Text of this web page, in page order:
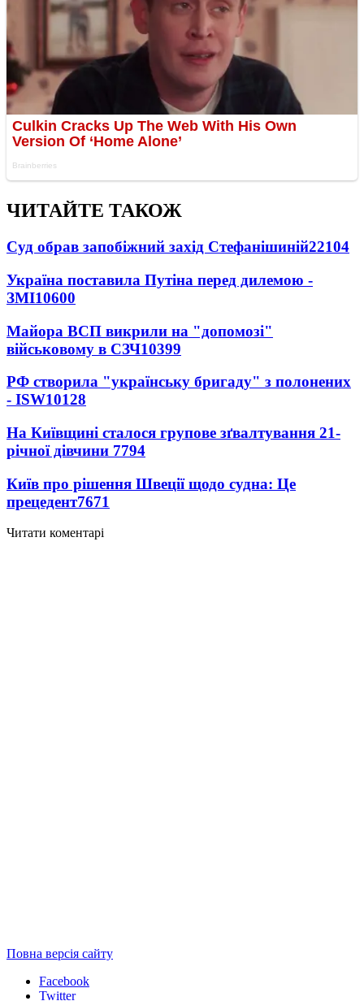
ЧИТАЙТЕ ТАКОЖ
Суд обрав запобіжний захід Стефанішиній22104
Україна поставила Путіна перед дилемою -
ЗМІ10600
Майора ВСП викрили на "допомозі"
військовому в СЗЧ10399
РФ створила "українську бригаду" з полонених
- ISW10128
На Київщині сталося групове зґвалтування 21-
річної дівчини 7794
Київ про рішення Швеції щодо судна: Це
прецедент7671
Читати коментарі
Повна версія сайту
Facebook
Twitter